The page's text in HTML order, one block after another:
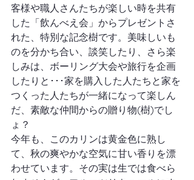
客様や職人さんたちが楽しい時を共有
した「飲んべえ会」からプレゼントさ
れた、特別な記念樹です。美味しいも
のを分かち合い、談笑したり、さら楽
しみは、ボーリング大会や旅行を企画
したりと･･･家を購入した人たちと家を
つくった人たちが一緒になって楽しん
だ、素敵な仲間からの贈り物(樹)でし
ょ？
今年も、このカリンは黄金色に熟し
て、秋の爽やかな空気に甘い香りを漂
わせています。その実は生では食べら